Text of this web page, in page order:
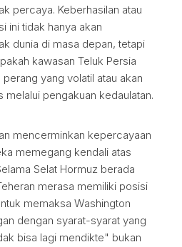
percaya. Keberhasilan atau
ini tidak hanya akan
dunia di masa depan, tetapi
kawasan Teluk Persia
yang volatil atau akan
melalui pengakuan kedaulatan.
mencerminkan kepercayaan
memegang kendali atas
Selat Hormuz berada
merasa memiliki posisi
memaksa Washington
dengan syarat-syarat yang
bisa lagi mendikte" bukan